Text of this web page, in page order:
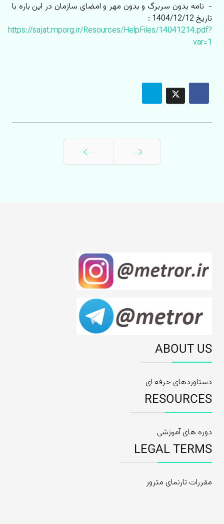
- نامه بدون سربرگ و بدون مهر و امضای سازمان در این باره با
تاریخ 1404/12/12 :
https://sajat.mporg.ir/Resources/HelpFiles/14041214.pdf?
var=1
ABOUT US
دستاوردهای حرفه ای
RESOURCES
دوره های آموزشی
LEGAL TERMS
مقررات تارنمای مترور